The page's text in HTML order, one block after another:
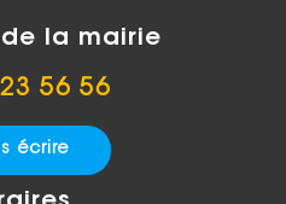
la mairie
56 56
écrire